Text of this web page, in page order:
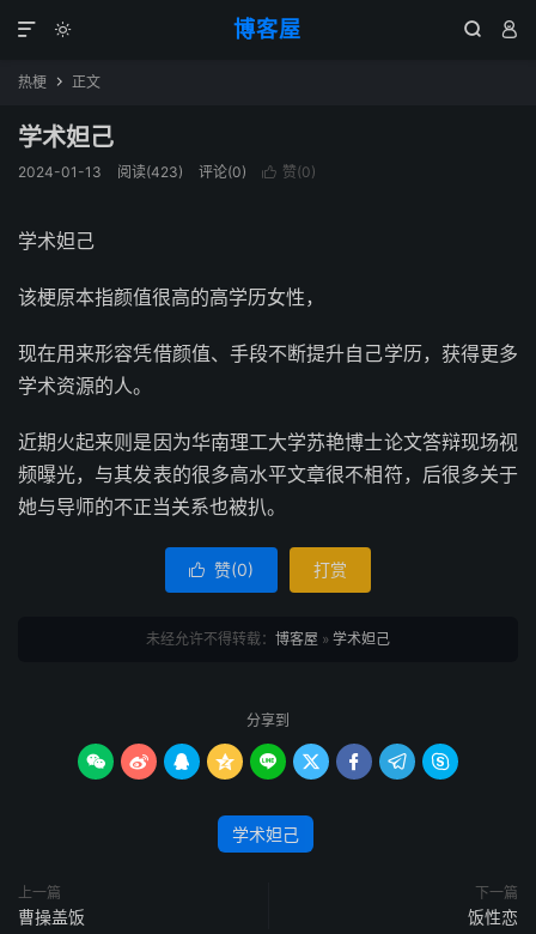
博客屋
  

热梗  正文
学术妲己
2024-01-13 阅读(423) 评论(0)  赞(0)
学术妲己
该梗原本指颜值很高的高学历女性，
现在用来形容凭借颜值、手段不断提升自己学历，获得更多
学术资源的人。
近期火起来则是因为华南理工大学苏艳博士论文答辩现场视
频曝光，与其发表的很多高水平文章很不相符，后很多关于
她与导师的不正当关系也被扒。
 赞(0) 打赏
未经允许不得转载： 博客屋 » 学术妲己
分享到
        
学术妲己
上一篇
曹操盖饭
下一篇
饭性恋